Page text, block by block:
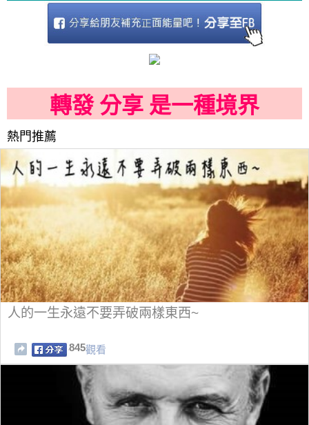
轉發 分享 是一種境界
熱門推薦
人的一生永遠不要弄破兩樣東西~
845觀看